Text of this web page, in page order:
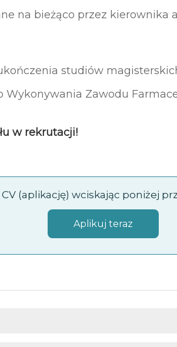
na bieżąco przez kierownika
studiów
Wykonywania Zawodu
w rekrutacji!
(aplikację) wciskając poniżej
Aplikuj teraz